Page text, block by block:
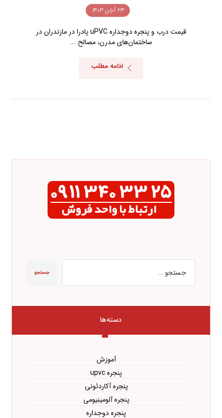
۲۳ آبان ۱۴۰۳
قیمت درب و پنجره دوجداره uPVC پادرا در مازندران در
ساختمان‌های مدرن، مصالح ...
ادامه مطلب
جستجو
دسته‌ها
آموزش
پنجره upvc
پنجره آکاردئونی
پنجره آلومینیومی
پنجره دوجداره